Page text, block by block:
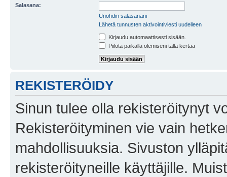
Salasana:
Unohdin salasanani
Lähetä tunnusten aktivointiviesti uudelleen
Kirjaudu automaattisesti sisään.
Piilota paikalla olemiseni tällä kertaa
REKISTERÖIDY
Sinun tulee olla rekisteröitynyt
Rekisteröityminen vie vain
mahdollisuuksia. Sivuston
rekisteröityneille käyttäjille.